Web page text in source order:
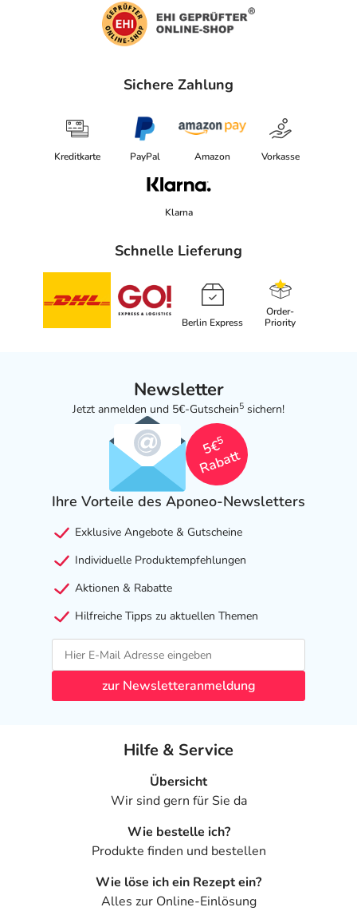
Sichere Zahlung
Kreditkarte PayPal Amazon Vorkasse
Klarna
Schnelle Lieferung
Berlin Express
Order-
Priority
Newsletter
Jetzt anmelden und 5€-Gutschein5 sichern!
5€
5
Rabatt
Ihre Vorteile des Aponeo-Newsletters
Exklusive Angebote & Gutscheine
Individuelle Produktempfehlungen
Aktionen & Rabatte
Hilfreiche Tipps zu aktuellen Themen
zur Newsletteranmeldung
Hilfe & Service
Übersicht
Wir sind gern für Sie da
Wie bestelle ich?
Produkte finden und bestellen
Wie löse ich ein Rezept ein?
Alles zur Online-Einlösung